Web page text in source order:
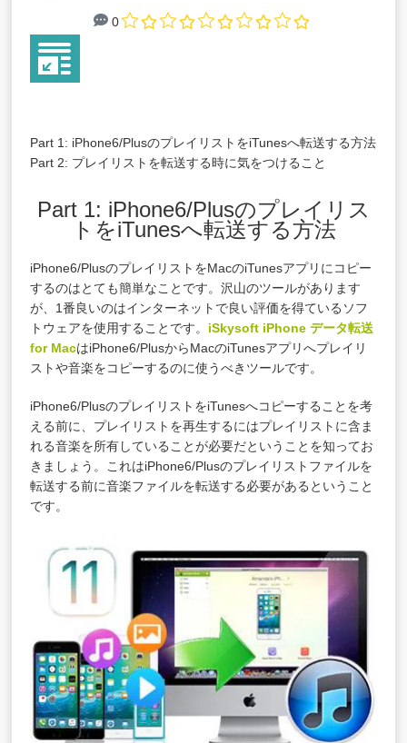
0
Part 1: iPhone6/PlusのプレイリストをiTunesへ転送する方法
Part 2: プレイリストを転送する時に気をつけること
Part 1: iPhone6/Plusのプレイリス
トをiTunesへ転送する方法
iPhone6/PlusのプレイリストをMacのiTunesアプリにコピー
するのはとても簡単なことです。沢山のツールがあります
が、1番良いのはインターネットで良い評価を得ているソフ
トウェアを使用することです。 iSkysoft iPhone データ転送
for MacはiPhone6/PlusからMacのiTunesアプリへプレイリ
ストや音楽をコピーするのに使うべきツールです。
iPhone6/PlusのプレイリストをiTunesへコピーすることを考
える前に、プレイリストを再生するにはプレイリストに含ま
れる音楽を所有していることが必要だということを知ってお
きましょう。これはiPhone6/Plusのプレイリストファイルを
転送する前に音楽ファイルを転送する必要があるということ
です。